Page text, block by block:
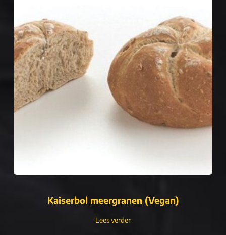
Kaiserbol meergranen (Vegan)
Lees verder